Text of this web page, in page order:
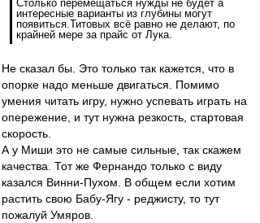
Столько перемещаться нужды не будет а
интересные варианты из глубины могут
появиться.Титовых всё равно не делают, по
крайней мере за прайс от Лука.
Не сказал бы. Это только так кажется, что в
опорке надо меньше двигаться. Помимо
умения читать игру, нужно успевать играть на
опережение, и тут нужна резкость, стартовая
скорость.
А у Миши это не самые сильные, так скажем
качества. Тот же Фернандо только с виду
казался Винни-Пухом. В общем если хотим
растить свою Бабу-Ягу - реджисту, то тут
пожалуй Умяров.